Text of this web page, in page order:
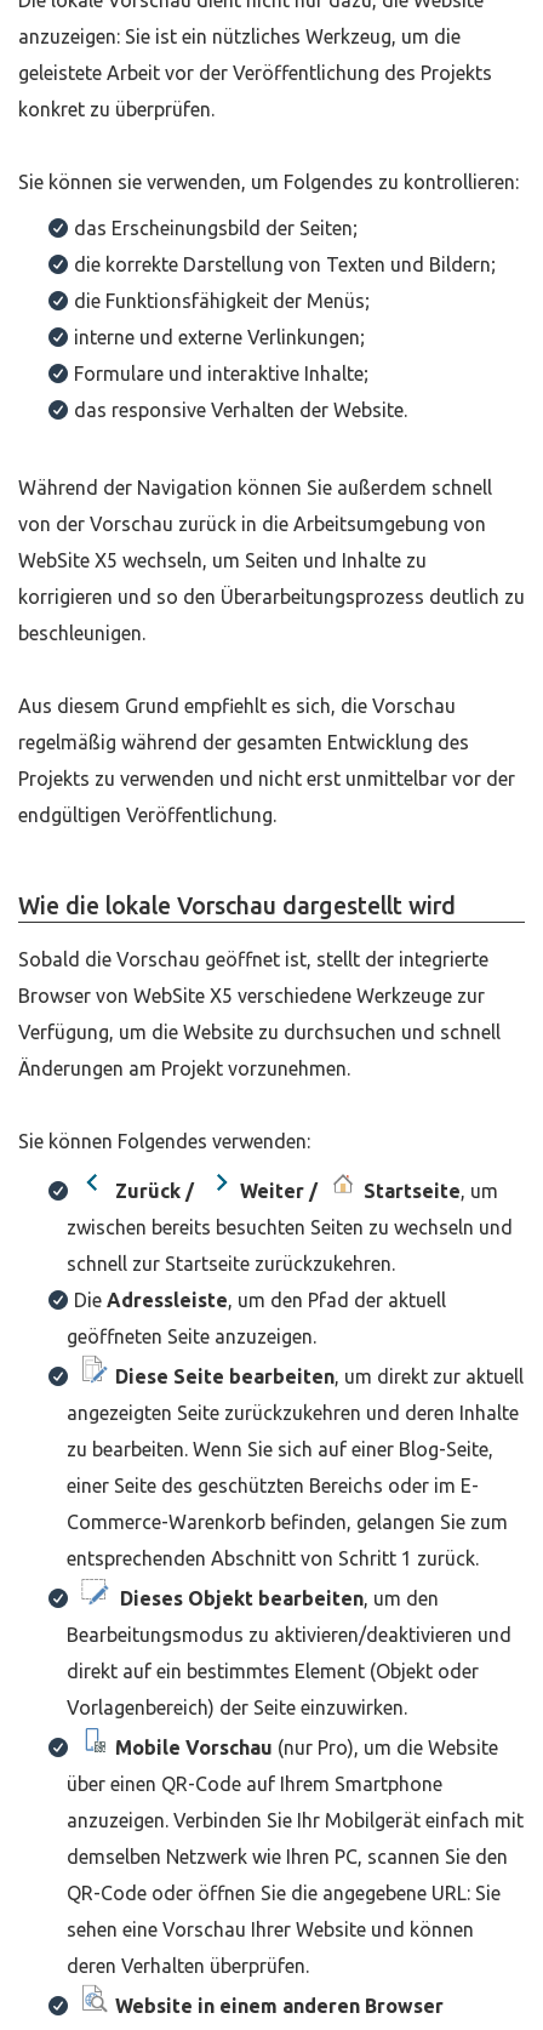
anzuzeigen: Sie ist ein nützliches Werkzeug, um die
geleistete Arbeit vor der Veröffentlichung des Projekts
konkret zu überprüfen.
Sie können sie verwenden, um Folgendes zu kontrollieren:
das Erscheinungsbild der Seiten;
die korrekte Darstellung von Texten und Bildern;
die Funktionsfähigkeit der Menüs;
interne und externe Verlinkungen;
Formulare und interaktive Inhalte;
das responsive Verhalten der Website.
Während der Navigation können Sie außerdem schnell
von der Vorschau zurück in die Arbeitsumgebung von
WebSite X5 wechseln, um Seiten und Inhalte zu
korrigieren und so den Überarbeitungsprozess deutlich zu
beschleunigen.
Aus diesem Grund empfiehlt es sich, die Vorschau
regelmäßig während der gesamten Entwicklung des
Projekts zu verwenden und nicht erst unmittelbar vor der
endgültigen Veröffentlichung.
Wie die lokale Vorschau dargestellt wird
Sobald die Vorschau geöffnet ist, stellt der integrierte
Browser von WebSite X5 verschiedene Werkzeuge zur
Verfügung, um die Website zu durchsuchen und schnell
Änderungen am Projekt vorzunehmen.
Sie können Folgendes verwenden:
Zurück / Weiter / Startseite, um
zwischen bereits besuchten Seiten zu wechseln und
schnell zur Startseite zurückzukehren.
Die Adressleiste, um den Pfad der aktuell
geöffneten Seite anzuzeigen.
Diese Seite bearbeiten, um direkt zur aktuell
angezeigten Seite zurückzukehren und deren Inhalte
zu bearbeiten. Wenn Sie sich auf einer Blog-Seite,
einer Seite des geschützten Bereichs oder im E-
Commerce-Warenkorb befinden, gelangen Sie zum
entsprechenden Abschnitt von Schritt 1 zurück.
Dieses Objekt bearbeiten, um den
Bearbeitungsmodus zu aktivieren/deaktivieren und
direkt auf ein bestimmtes Element (Objekt oder
Vorlagenbereich) der Seite einzuwirken.
Mobile Vorschau (nur Pro), um die Website
über einen QR-Code auf Ihrem Smartphone
anzuzeigen. Verbinden Sie Ihr Mobilgerät einfach mit
demselben Netzwerk wie Ihren PC, scannen Sie den
QR-Code oder öffnen Sie die angegebene URL: Sie
sehen eine Vorschau Ihrer Website und können
deren Verhalten überprüfen.
Website in einem anderen Browser